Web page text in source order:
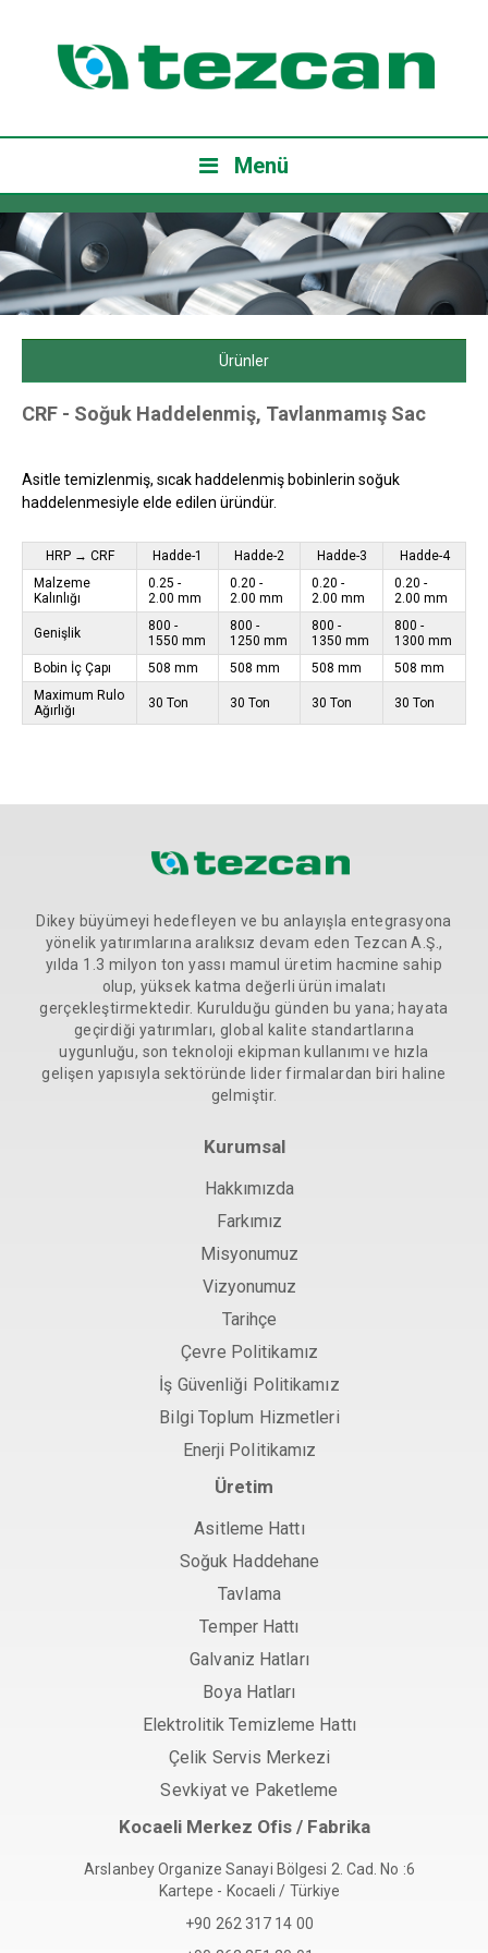
Menü
Ürünler
CRF - Soğuk Haddelenmiş, Tavlanmamış Sac
Asitle temizlenmiş, sıcak haddelenmiş bobinlerin soğuk
haddelenmesiyle elde edilen üründür.
HRP → CRF Hadde-1 Hadde-2 Hadde-3
Hadde-4
Malzeme
Kalınlığı
0.25 -
2.00 mm
0.20 -
2.00 mm
0.20 -
2.00 mm
0.20 -
2.00 mm
Genişlik
800 -
1550 mm
800 -
1250 mm
800 -
1350 mm
800 -
1300 mm
Bobin İç Çapı
508 mm 508 mm 508 mm
508 mm
Maximum Rulo
Ağırlığı
30 Ton 30 Ton 30 Ton 30 Ton
Dikey büyümeyi hedefleyen ve bu anlayışla entegrasyona
yönelik yatırımlarına aralıksız devam eden Tezcan A.Ş.,
yılda 1.3 milyon ton yassı mamul üretim hacmine sahip
olup, yüksek katma değerli ürün imalatı
gerçekleştirmektedir. Kurulduğu günden bu yana; hayata
geçirdiği yatırımları, global kalite standartlarına
uygunluğu, son teknoloji ekipman kullanımı ve hızla
gelişen yapısıyla sektöründe lider firmalardan biri haline
gelmiştir.
Kurumsal
Hakkımızda
Farkımız
Misyonumuz
Vizyonumuz
Tarihçe
Çevre Politikamız
İş Güvenliği Politikamız
Bilgi Toplum Hizmetleri
Enerji Politikamız
Üretim
Asitleme Hattı
Soğuk Haddehane
Tavlama
Temper Hattı
Galvaniz Hatları
Boya Hatları
Elektrolitik Temizleme Hattı
Çelik Servis Merkezi
Sevkiyat ve Paketleme
Kocaeli Merkez Ofis / Fabrika
Arslanbey Organize Sanayi Bölgesi 2. Cad. No :6
Kartepe - Kocaeli / Türkiye
+90 262 317 14 00